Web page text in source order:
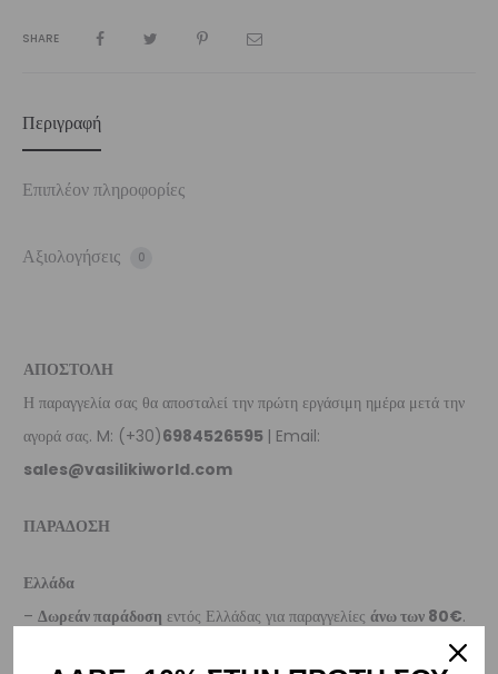
SHARE
Περιγραφή
Επιπλέον πληροφορίες
Αξιολογήσεις 0
ΑΠΟΣΤΟΛΗ
Η παραγγελία σας θα αποσταλεί την πρώτη εργάσιμη ημέρα μετά την
αγορά σας. M: (+30)6984526595 | Email:
sales@vasilikiworld.com
ΠΑΡΑΔΟΣΗ
Ελλάδα
– Δωρεάν παράδοση εντός Ελλάδας για παραγγελίες άνω των 80€.
– Για παραγγελίες κάτω των €80, υπάρχει σταθερή χρέωση εξόδων